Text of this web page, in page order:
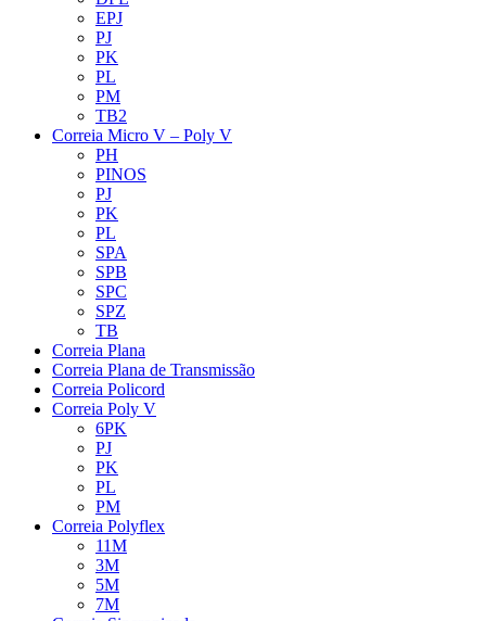
EPJ
PJ
PK
PL
PM
TB2
Correia Micro V – Poly V
PH
PINOS
PJ
PK
PL
SPA
SPB
SPC
SPZ
TB
Correia Plana
Correia Plana de Transmissão
Correia Policord
Correia Poly V
6PK
PJ
PK
PL
PM
Correia Polyflex
11M
3M
5M
7M